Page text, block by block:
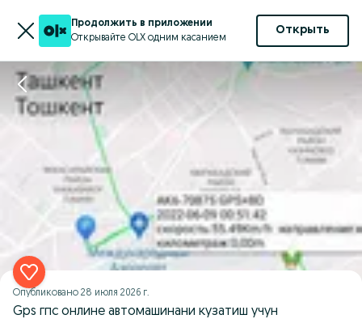
Продолжить в приложении
Открывайте OLX одним касанием
Открыть
Опубликовано 28 июля 2026 г.
Gps гпс онлине автомашинани кузатиш учун